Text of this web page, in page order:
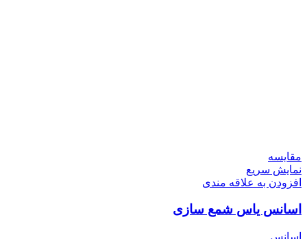
مقايسه
نمایش سریع
افزودن به علاقه مندی
اسانس یاس شمع سازی
اسانس